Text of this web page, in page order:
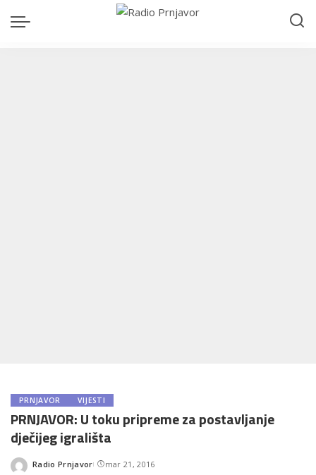
PRNJAVOR VIJESTI
PRNJAVOR: U toku pripreme za postavljanje
dječijeg igrališta
Posted
Radio Prnjavor mar 21, 2016